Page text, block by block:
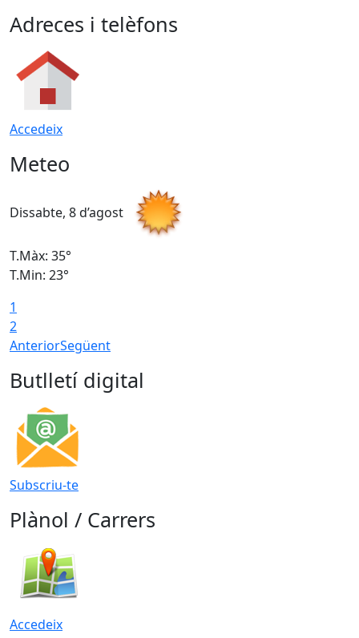
Adreces i telèfons
Accedeix
Meteo
Dissabte, 8 d’agost
T.Màx: 35°
T.Min: 23°
1
2
AnteriorSegüent
Butlletí digital
Subscriu-te
Plànol / Carrers
Accedeix